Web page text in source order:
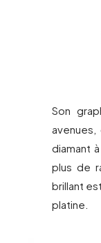
Son
diamant
plus de
brillant
platine.